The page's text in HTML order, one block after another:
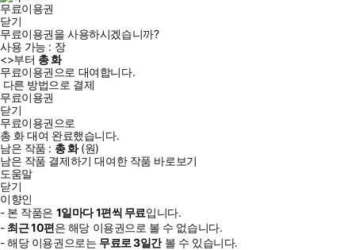
무료이용권
닫기
무료이용권을 사용하시겠습니까?
사용 가능 : 장
<>부터 총화
무료이용권으로 대여합니다.
다른 방법으로 결제
무료이용권
닫기
무료이용권으로
총 화대여 완료했습니다.
남은 작품 : 총화(원)
남은 작품 결제하기 대여한 작품 바로보기
도움말
닫기
이향인
- 본 작품은 1일마다1편씩 무료입니다.
- 최근10편은 해당 이용권으로 볼 수 없습니다.
- 해당 이용권으로는 무료로3일간볼 수 있습니다.